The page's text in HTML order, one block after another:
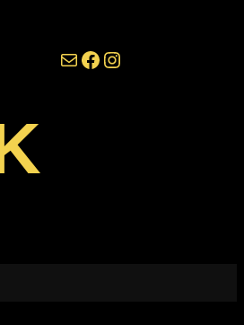
darazsak@darazsak.hu @kobanyaidarazsak @darazsak